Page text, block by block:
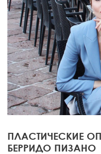
ПЛАСТИЧЕСКИЕ
БЕРРИДО ПИЗАНО